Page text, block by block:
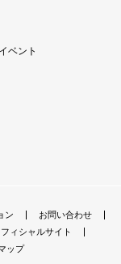
ベント
ン
お問い合わせ
ィシャルサイト
ップ